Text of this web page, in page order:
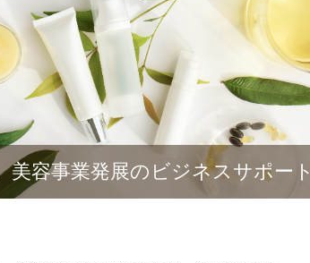
美容事業発展のビジネスサポート